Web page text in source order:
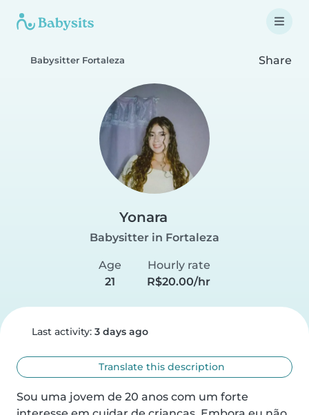
Babysitter Fortaleza Share
Yonara
Babysitter in Fortaleza
Age
21
Hourly rate
R$20.00/hr
Last activity: 3 days ago
Translate this description
Sou uma jovem de 20 anos com um forte